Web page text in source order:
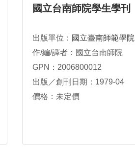
國立台南師院學生學刊
出版單位： 國立臺南師範學院
作/編/譯者：國立台南師院
GPN：2006800012
出版／創刊日期：1979-04
價格：未定價